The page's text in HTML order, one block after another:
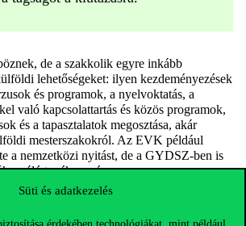
Süti és adatkezelés
érdekében technológiákat, mint például
de a szakkolik egyre inkább
lehetőségeket: ilyen kezdeményezések
és programok, a nyelvoktatás, a
való kapcsolattartás és közös programok,
és a tapasztalatok megosztása, akár
mesterszakokról. Az EVK például
a nemzetközi nyitást, de a GYDSZ-ben is
tevékenység.
a soft skillek fejlesztése is cél.